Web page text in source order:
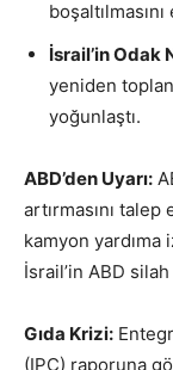
İsrail’in Odak
yeniden
yoğunlaştı.
ABD’den Uyarı:
artırmasını
kamyon
İsrail’in ABD
Gıda Krizi:
(IPC) raporuna